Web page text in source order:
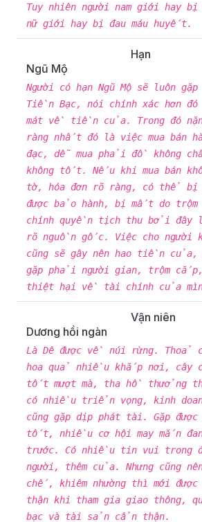
Tuy nhiên người nam giới hay
nữ giới hay bị đau máu huyết.
Hạn
Ngũ Mộ
Người có hạn Ngũ Mộ sẽ luôn
Tiền Bạc, nói chính xác hơn
mát về tiền của. Trong đó
ràng nhất đó là việc mua bán
đạc, dễ mua phải đồ không
không tốt. Nếu khi mua bán
tờ, hóa đơn rõ ràng, có thể bị
được bảo hành, bị mất do
chính quyền tịch thu bởi đây
rõ nguồn gốc. Việc cho người
cũng sẽ gây nên hao tiền
gặp phải người gian, trộm
thiệt hại về tài chính của
Vận niên
Dương hồi ngàn
Là Dê được về núi rừng. Thoả
hoa quả nhiều khắp nơi, cây
tốt mượt mà, tha hồ thưởng
có nhiều triển vọng, kinh
cũng gặp dịp phát tài. Gặp
tốt, nhiều cơ hội may mắn
trước. Có nhiều tin vui trong
người, thêm của. Nhưng cũng
chế, khiêm nhường thì mới
thận khi tham gia giao thông,
bạc và tài sản cẩn thận.